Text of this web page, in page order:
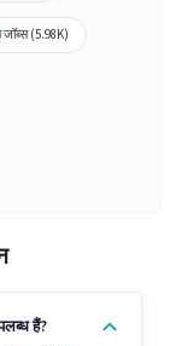
(5.98K)
हैं?